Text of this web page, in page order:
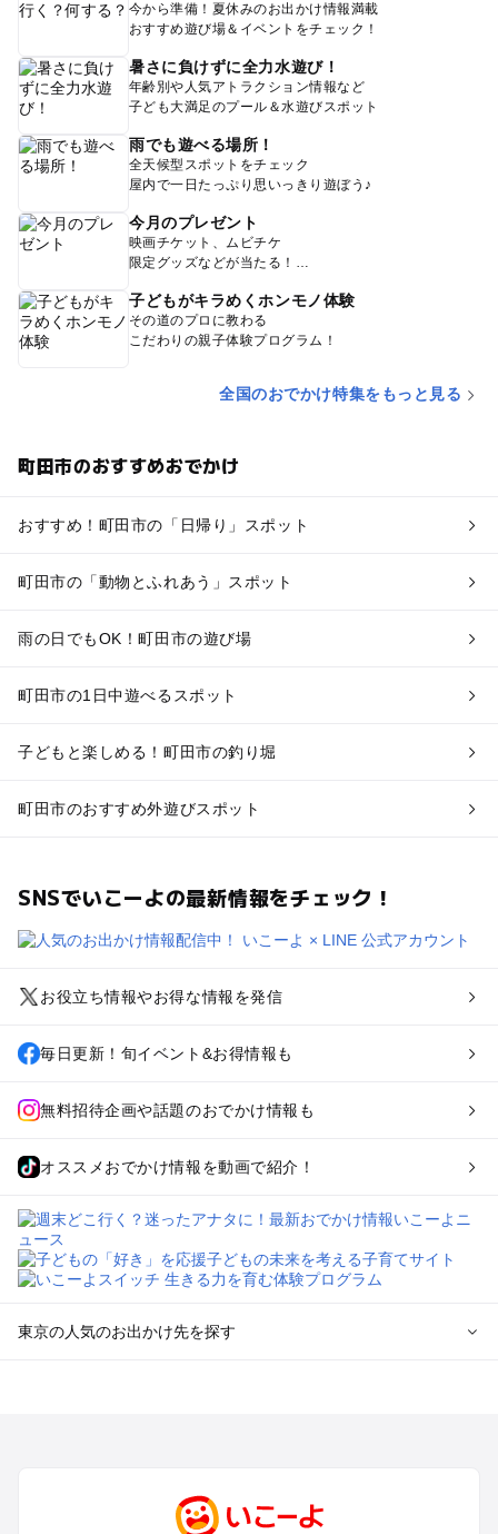
今から準備！夏休みのお出かけ情報満載
おすすめ遊び場＆イベントをチェック！
暑さに負けずに全力水遊び！
年齢別や人気アトラクション情報など
子ども大満足のプール＆水遊びスポット
雨でも遊べる場所！
全天候型スポットをチェック
屋内で一日たっぷり思いっきり遊ぼう♪
今月のプレゼント
映画チケット、ムビチケ
限定グッズなどが当たる！
子どもがキラめくホンモノ体験
その道のプロに教わる
こだわりの親子体験プログラム！
全国のおでかけ特集をもっと見る
町田市のおすすめおでかけ
おすすめ！町田市の「日帰り」スポット
町田市の「動物とふれあう」スポット
雨の日でもOK！町田市の遊び場
町田市の1日中遊べるスポット
子どもと楽しめる！町田市の釣り堀
町田市のおすすめ外遊びスポット
SNSでいこーよの最新情報をチェック！
お役立ち情報やお得な情報を発信
毎日更新！旬イベント&お得情報も
無料招待企画や話題のおでかけ情報も
オススメおでかけ情報を動画で紹介！
東京の人気のお出かけ先を探す
町田・相模原・愛川・上野原のプールお出かけ